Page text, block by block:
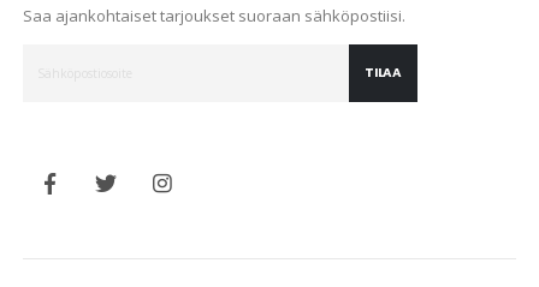
Saa ajankohtaiset tarjoukset suoraan sähköpostiisi.
TILAA